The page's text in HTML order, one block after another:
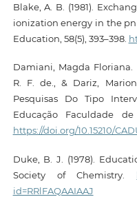
Blake, A. B. (1981).
ionization energy in the
Education, 58(5), 393–398.
Damiani, Magda Floriana.
R. F. de., & Dariz,
Pesquisas Do Tipo
Educação Faculdade
https://doi.org/10.15210/
Duke, B. J. (1978).
Society of Chemistry.
id=RRlFAQAAIAAJ